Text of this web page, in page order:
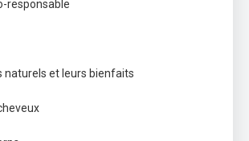
responsable
naturels et leurs bienfaits